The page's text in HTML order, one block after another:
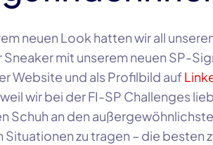
neuen Look hatten wir all
Sneaker mit unserem neuen SP-
Website und als Profilbild auf
wir bei der FI-SP Challenges
Schuh an den
zu tragen – die besten